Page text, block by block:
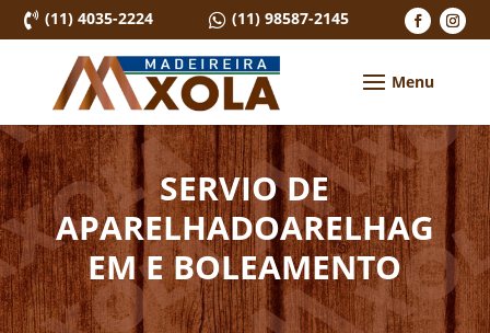
 (11) 4035-2224  (11) 98587-2145
SERVIO DE
APARELHADOARELHAG
EM E BOLEAMENTO